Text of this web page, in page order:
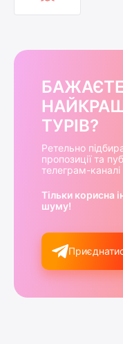
ТУРІВ?
Ретельно
пропозиції та
телеграм-каналі
Тільки корисна
шуму!